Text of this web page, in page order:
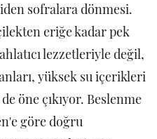
sofralara dönmesi.
eriğe kadar pek
lezzetleriyle değil,
yüksek su içerikleri
öne çıkıyor. Beslenme
göre doğru